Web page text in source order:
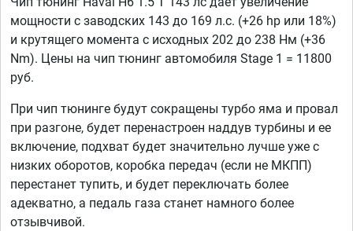
мощности с заводских 143 до 169 л.с. (+26 hp или 18%)
и крутящего момента с исходных 202 до 238 Нм (+36
Nm). Цены на чип тюнинг автомобиля Stage 1 = 11800
руб.
При чип тюнинге будут сокращены турбо яма и провал
при разгоне, будет перенастроен наддув турбины и ее
включение, подхват будет значительно лучше уже с
низких оборотов, коробка передач (если не МКПП)
перестанет тупить, и будет переключать более
адекватно, а педаль газа станет намного более
отзывчивой.